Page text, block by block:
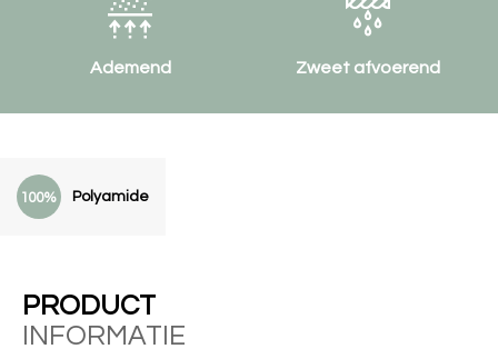
100% Polyamide
PRODUCT
INFORMATIE
Ademend Zweet afvoerend